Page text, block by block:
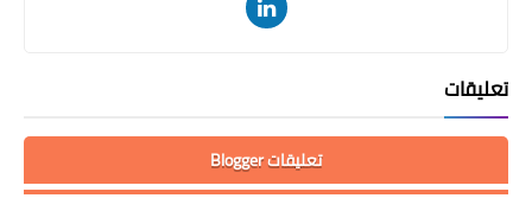
تعليقات
تعليقات Blogger